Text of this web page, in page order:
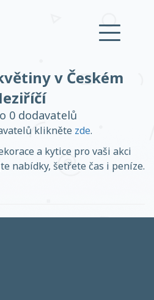
Přihlásit se
Založit účet
v Českém
0 dodavatelů
klikněte zde.
a kytice pro vaši akci
nabídky, šetřete čas i peníze.